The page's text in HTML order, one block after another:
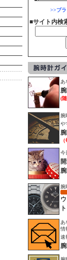
>>ブ
■サイト内検
あ
(
腕
や
今
腕
あ
情
速